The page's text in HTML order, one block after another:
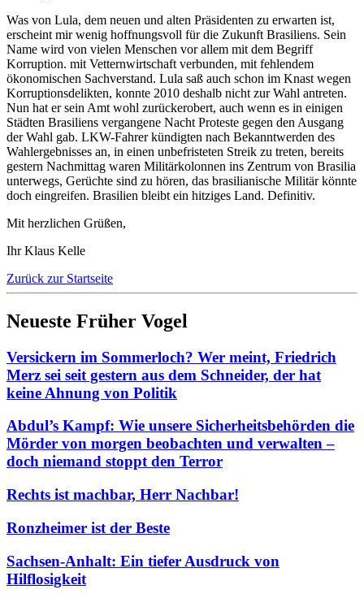
Was von Lula, dem neuen und alten Präsidenten zu erwarten ist,
erscheint mir wenig hoffnungsvoll für die Zukunft Brasiliens. Sein
Name wird von vielen Menschen vor allem mit dem Begriff
Korruption. mit Vetternwirtschaft verbunden, mit fehlendem
ökonomischen Sachverstand. Lula saß auch schon im Knast wegen
Korruptionsdelikten, konnte 2010 deshalb nicht zur Wahl antreten.
Nun hat er sein Amt wohl zurückerobert, auch wenn es in einigen
Städten Brasiliens vergangene Nacht Proteste gegen den Ausgang
der Wahl gab. LKW-Fahrer kündigten nach Bekanntwerden des
Wahlergebnisses an, in einen unbefristeten Streik zu treten, bereits
gestern Nachmittag waren Militärkolonnen ins Zentrum von Brasilia
unterwegs, Gerüchte sind zu hören, das brasilianische Militär könnte
doch eingreifen. Brasilien bleibt ein hitziges Land. Definitiv.
Mit herzlichen Grüßen,
Ihr Klaus Kelle
Zurück zur Startseite
Neueste Früher Vogel
Versickern im Sommerloch? Wer meint, Friedrich
Merz sei seit gestern aus dem Schneider, der hat
keine Ahnung von Politik
Abdul’s Kampf: Wie unsere Sicherheitsbehörden die
Mörder von morgen beobachten und verwalten –
doch niemand stoppt den Terror
Rechts ist machbar, Herr Nachbar!
Ronzheimer ist der Beste
Sachsen-Anhalt: Ein tiefer Ausdruck von
Hilflosigkeit